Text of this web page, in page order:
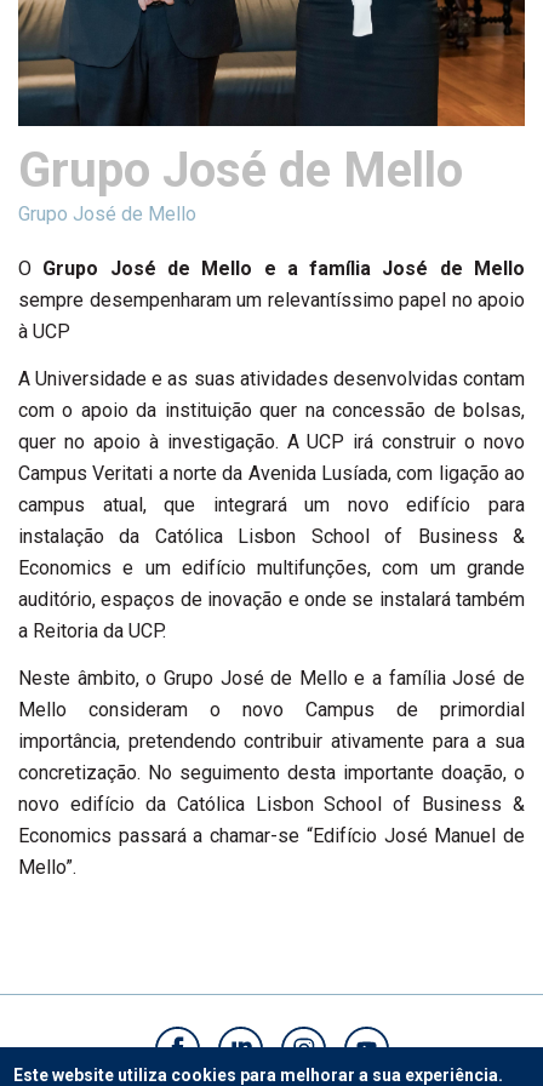
Grupo José de Mello
Grupo José de Mello
O Grupo José de Mello e a família José de Mello
sempre desempenharam um relevantíssimo papel no apoio
à UCP
A Universidade e as suas atividades desenvolvidas contam
com o apoio da instituição quer na concessão de bolsas,
quer no apoio à investigação. A UCP irá construir o novo
Campus Veritati a norte da Avenida Lusíada, com ligação ao
campus atual, que integrará um novo edifício para
instalação da Católica Lisbon School of Business &
Economics e um edifício multifunções, com um grande
auditório, espaços de inovação e onde se instalará também
a Reitoria da UCP.
Neste âmbito, o Grupo José de Mello e a família José de
Mello consideram o novo Campus de primordial
importância, pretendendo contribuir ativamente para a sua
concretização. No seguimento desta importante doação, o
novo edifício da Católica Lisbon School of Business &
Economics passará a chamar-se “Edifício José Manuel de
Mello”.
Este website utiliza cookies para melhorar a sua experiência.